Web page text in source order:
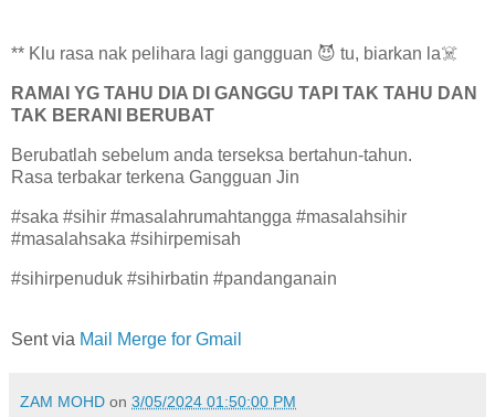
** Klu rasa nak pelihara lagi gangguan 😈 tu, biarkan la☠️
RAMAI YG TAHU DIA DI GANGGU TAPI TAK TAHU DAN
TAK BERANI BERUBAT
Berubatlah sebelum anda terseksa bertahun-tahun.
Rasa terbakar terkena Gangguan Jin
#saka #sihir #masalahrumahtangga #masalahsihir
#masalahsaka #sihirpemisah
#sihirpenuduk #sihirbatin #pandanganain
Sent via Mail Merge for Gmail
ZAM MOHD on 3/05/2024 01:50:00 PM